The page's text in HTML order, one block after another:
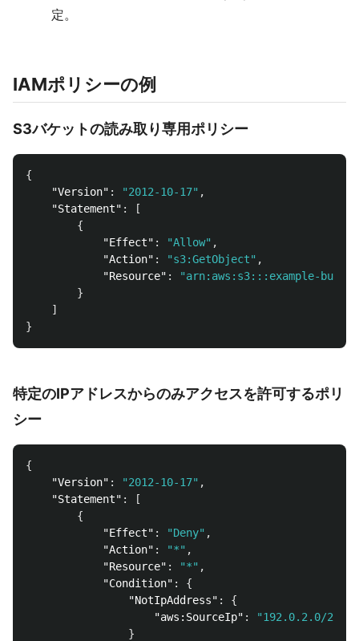
定。
IAMポリシーの例
S3バケットの読み取り専用ポリシー
{
"Version" : "2012-10-17" ,
"Statement" :
[
{
"Effect" : "Allow" ,
"Action" : "s3:GetObject" ,
"Resource" :
"arn:aws:s3:::example-
}
]
}
特定のIPアドレスからのみアクセスを許可するポリ
シー
{
"Version" : "2012-10-17" ,
"Statement" :
[
{
"Effect" : "Deny" ,
"Action" : "*" ,
"Resource" : "*" ,
"Condition" :
{
"NotIpAddress" :
{
"aws:SourceIp" :
"192.0.2.0/24"
}